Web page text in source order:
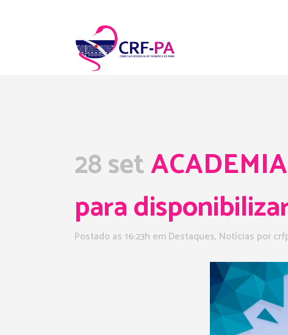
28 set
para
Postado as 16:23h emDestaques, Notícias por